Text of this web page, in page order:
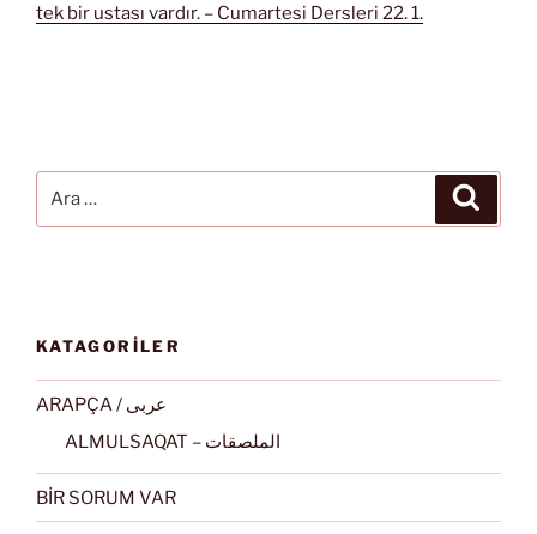
tek bir ustası vardır. – Cumartesi Dersleri 22. 1.
KATAGORİLER
ARAPÇA / عربى
ALMULSAQAT – الملصقات
BİR SORUM VAR